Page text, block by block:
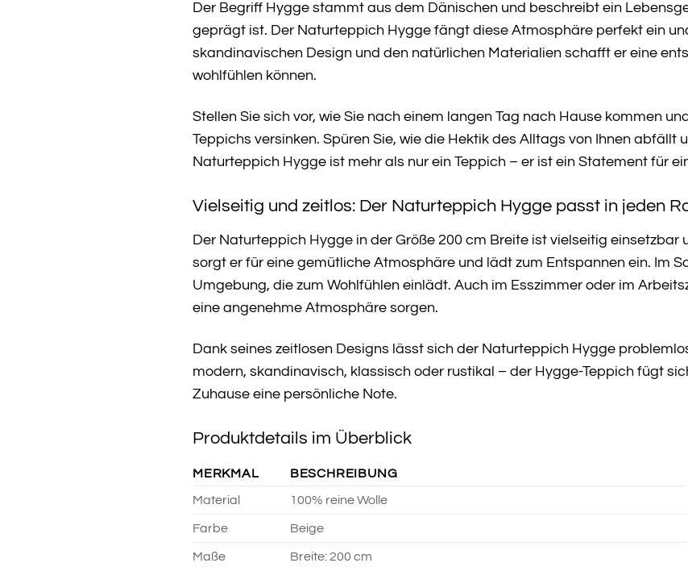
Der Begriff Hygge stammt aus dem Dänischen und beschreibt ein
geprägt ist. Der Naturteppich Hygge fängt diese Atmosphäre perfekt ein
skandinavischen Design und den natürlichen Materialien schafft er eine
wohlfühlen können.
Stellen Sie sich vor, wie Sie nach einem langen Tag nach Hause kommen
Teppichs versinken. Spüren Sie, wie die Hektik des Alltags von Ihnen abfällt
Naturteppich Hygge ist mehr als nur ein Teppich – er ist ein Statement für
Vielseitig und zeitlos: Der Naturteppich Hygge passt in jeden
Der Naturteppich Hygge in der Größe 200 cm Breite ist vielseitig
sorgt er für eine gemütliche Atmosphäre und lädt zum Entspannen ein. Im
Umgebung, die zum Wohlfühlen einlädt. Auch im Esszimmer oder im
eine angenehme Atmosphäre sorgen.
Dank seines zeitlosen Designs lässt sich der Naturteppich Hygge
modern, skandinavisch, klassisch oder rustikal – der Hygge-Teppich fügt
Zuhause eine persönliche Note.
Produktdetails im Überblick
MERKMAL BESCHREIBUNG
Material 100% reine Wolle
Farbe Beige
Maße Breite: 200 cm